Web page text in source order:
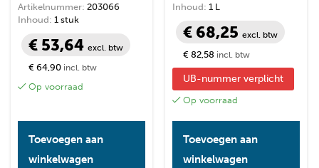
Artikelnummer: 203066
Inhoud: 1 stuk
€ 53,64 excl. btw
€ 64,90 incl. btw
Op voorraad
Toevoegen aan
winkelwagen
Inhoud: 1 L
€ 68,25excl. btw
€ 82,58 incl. btw
UB-nummer verplicht
Op voorraad
Toevoegen aan
winkelwagen